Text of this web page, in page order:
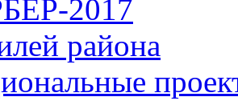
2017
района